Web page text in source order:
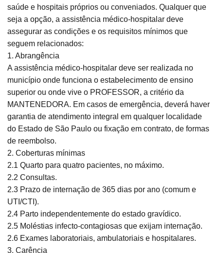
saúde e hospitais próprios ou conveniados. Qualquer que
seja a opção, a assistência médico-hospitalar deve
assegurar as condições e os requisitos mínimos que
seguem relacionados:
1. Abrangência
A assistência médico-hospitalar deve ser realizada no
município onde funciona o estabelecimento de ensino
superior ou onde vive o PROFESSOR, a critério da
MANTENEDORA. Em casos de emergência, deverá haver
garantia de atendimento integral em qualquer localidade
do Estado de São Paulo ou fixação em contrato, de formas
de reembolso.
2. Coberturas mínimas
2.1 Quarto para quatro pacientes, no máximo.
2.2 Consultas.
2.3 Prazo de internação de 365 dias por ano (comum e
UTI/CTI).
2.4 Parto independentemente do estado gravídico.
2.5 Moléstias infecto-contagiosas que exijam internação.
2.6 Exames laboratoriais, ambulatoriais e hospitalares.
3. Carência